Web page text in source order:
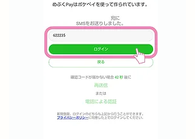
​アカウント作成を開始します。スマホ
の電話番号がメールアドレスを入力し
​機種変更等で再登録する場合は